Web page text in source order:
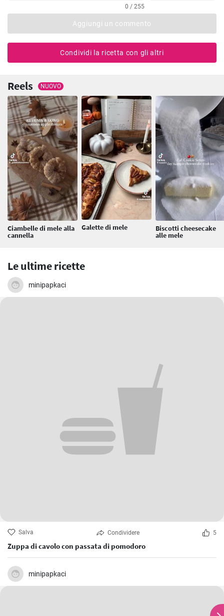
0 / 255
Aggiungi un commento
Condividi la ricetta con gli altri
Reels NUOVO
Ciambelle di mele alla
cannella
Galette di mele Biscotti cheesecake
alle mele
Le ultime ricette
minipapkaci
Salva Condividere 5
Zuppa di cavolo con passata di pomodoro
minipapkaci